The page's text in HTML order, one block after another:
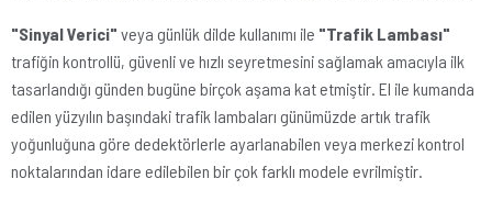
"Sinyal Verici" veya günlük dilde kullanımı ile "Trafik Lambası"
trafiğin kontrollü, güvenli ve hızlı seyretmesini sağlamak amacıyla ilk
tasarlandığı günden bugüne birçok aşama kat etmiştir. El ile kumanda
edilen yüzyılın başındaki trafik lambaları günümüzde artık trafik
yoğunluğuna göre dedektörlerle ayarlanabilen veya merkezi kontrol
noktalarından idare edilebilen bir çok farklı modele evrilmiştir.